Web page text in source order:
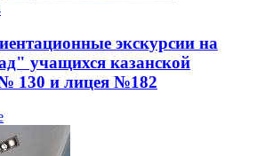
экскурсии на
учащихся казанской
130 и лицея №182